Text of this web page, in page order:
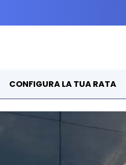
CONFIGURA LA TUA RATA